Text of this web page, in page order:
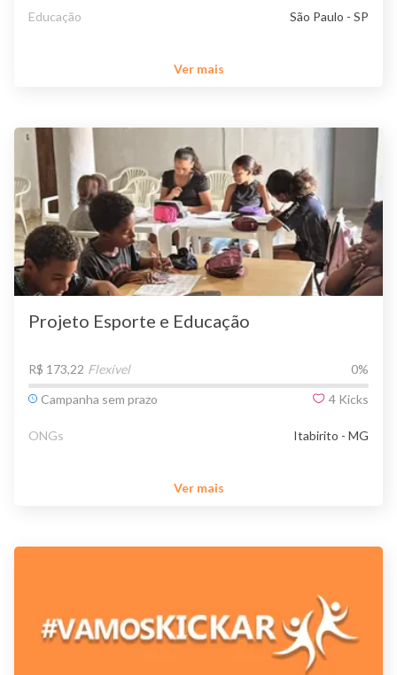
Educação São Paulo - SP
Ver mais
Projeto Esporte e Educação
R$ 173,22 Flexível 0%
Campanha sem prazo
4 Kicks
ONGs Itabirito - MG
Ver mais